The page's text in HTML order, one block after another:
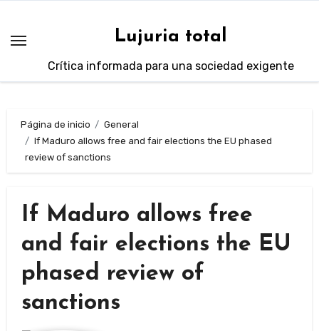
contenido
Lujuria total
Crítica informada para una sociedad exigente
Página de inicio
General
If Maduro allows free and fair elections the EU phased
review of sanctions
If Maduro allows free
and fair elections the EU
phased review of
sanctions